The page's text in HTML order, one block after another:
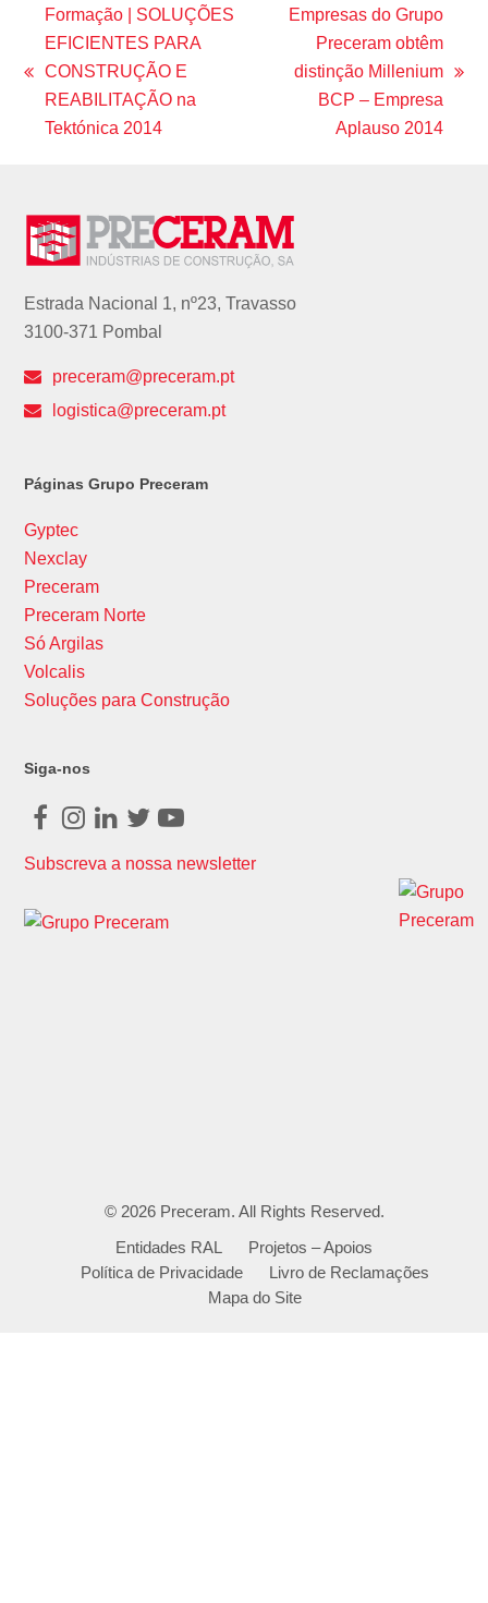
o
o
k
g
r
a
m
e
r
d
I
n
b
Formação | SOLUÇÕES
EFICIENTES PARA
CONSTRUÇÃO E
REABILITAÇÃO na
Tektónica 2014
Empresas do Grupo
Preceram obtêm
distinção Millenium
BCP – Empresa
Aplauso 2014
Estrada Nacional 1, nº23, Travasso
3100-371 Pombal
preceram@preceram.pt
logistica@preceram.pt
Páginas Grupo Preceram
Gyptec
Nexclay
Preceram
Preceram Norte
Só Argilas
Volcalis
Soluções para Construção
Siga-nos
Facebook
Instagram
LinkedIn
TwitterYoutube
Subscreva a nossa newsletter
© 2026 Preceram. All Rights Reserved.
Entidades RAL
Projetos – Apoios
Política de Privacidade
Livro de Reclamações
Mapa do Site